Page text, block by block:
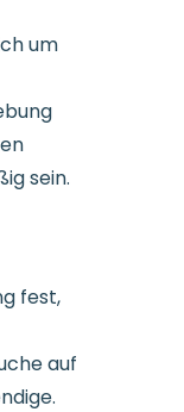
um
sein.
fest,
auf